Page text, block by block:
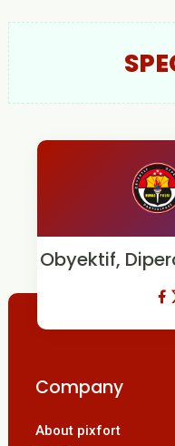
Obyektif,
Company
About pixfort